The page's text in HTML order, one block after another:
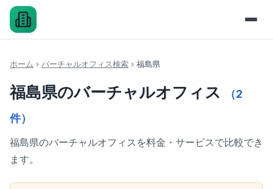
ホーム › バーチャルオフィス検索 › 福島県
福島県のバーチャルオフィス
（2
件）
福島県のバーチャルオフィスを料金・サービスで比較でき
ます。